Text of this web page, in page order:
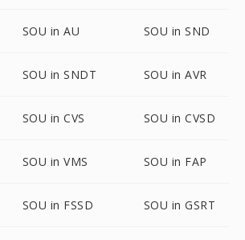
SOU in AU SOU in SND
SOU in SNDT SOU in AVR
SOU in CVS SOU in CVSD
SOU in VMS SOU in FAP
SOU in FSSD SOU in GSRT